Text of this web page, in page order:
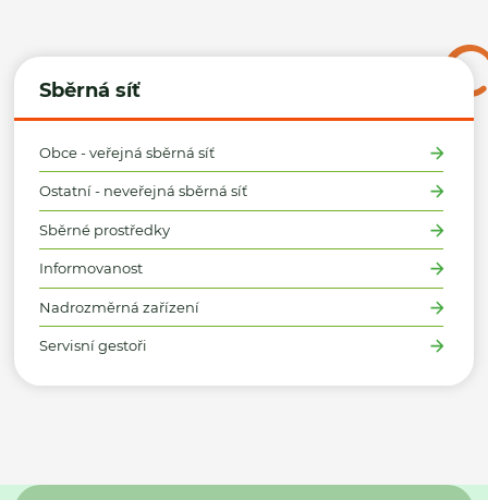
Sběrná síť
Obce - veřejná sběrná síť
Ostatní - neveřejná sběrná síť
Sběrné prostředky
Informovanost
Nadrozměrná zařízení
Servisní gestoři